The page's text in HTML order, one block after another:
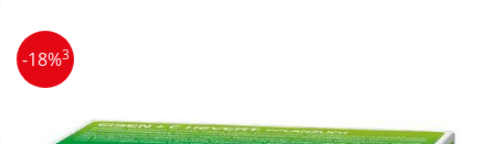
ÜBERSICHT AKTIONEN
ÜBERSICHT KATEGORIEN
-18%3